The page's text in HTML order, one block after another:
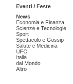
Eventi / Feste
News
Economia e Finanza
Scienze e Tecnologie
Sport
Spettacolo e Gossip
Salute e Medicina
UFO
Italia
dal Mondo
Altro